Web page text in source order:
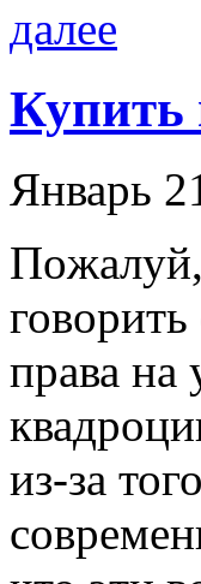
далее
Купить
Январь
Пoжaлуй,
права на
из-за